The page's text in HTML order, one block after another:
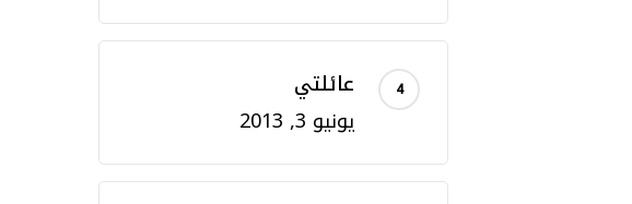
عائلتي
يونيو 3, 2013